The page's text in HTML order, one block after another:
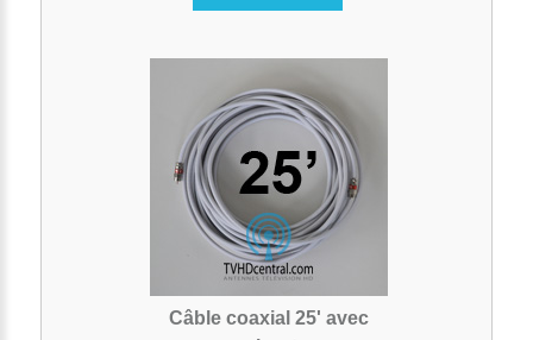
Câble coaxial 25' avec